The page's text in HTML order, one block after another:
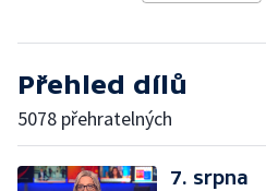
Přehled dílů
5078 přehratelných
7. srpna